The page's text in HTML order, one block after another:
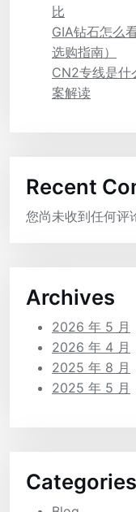
比
GIA钻石怎么
选购指南）
CN2专线是
案解读
Recent
您尚未收到任何评
Archives
2026 年 5 月
2026 年 4 月
2025 年 8 月
2025 年 5 月
Categories